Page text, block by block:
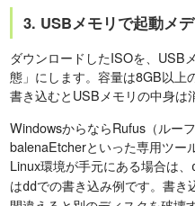
3. USBメモリで起動メ
ダウンロードしたISOを、USB
態」にします。容量は8GB以上
書き込むとUSBメモリの中身は
WindowsからならRufus（ルー
balenaEtcherといった専用ツー
Linux環境が手元にある場合は、
はddでの書き込み例です。書